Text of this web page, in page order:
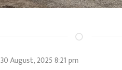
30 August, 2025 8:21 pm